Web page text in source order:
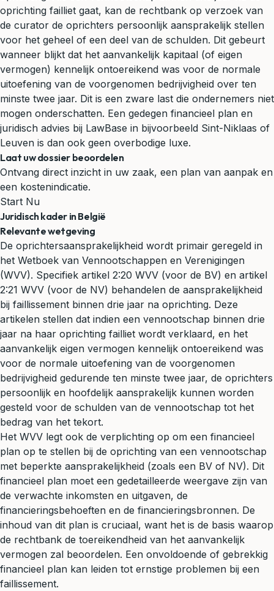
oprichting failliet gaat, kan de rechtbank op verzoek van
de curator de oprichters persoonlijk aansprakelijk stellen
voor het geheel of een deel van de schulden. Dit gebeurt
wanneer blijkt dat het aanvankelijk kapitaal (of eigen
vermogen) kennelijk ontoereikend was voor de normale
uitoefening van de voorgenomen bedrijvigheid over ten
minste twee jaar. Dit is een zware last die ondernemers niet
mogen onderschatten. Een gedegen financieel plan en
juridisch advies bij LawBase in bijvoorbeeld Sint-Niklaas of
Leuven is dan ook geen overbodige luxe.
Laat uw dossier beoordelen
Ontvang direct inzicht in uw zaak, een plan van aanpak en
een kostenindicatie.
Start Nu
Juridisch kader in België
Relevante wetgeving
De oprichtersaansprakelijkheid wordt primair geregeld in
het Wetboek van Vennootschappen en Verenigingen
(WVV). Specifiek artikel 2:20 WVV (voor de BV) en artikel
2:21 WVV (voor de NV) behandelen de aansprakelijkheid
bij faillissement binnen drie jaar na oprichting. Deze
artikelen stellen dat indien een vennootschap binnen drie
jaar na haar oprichting failliet wordt verklaard, en het
aanvankelijk eigen vermogen kennelijk ontoereikend was
voor de normale uitoefening van de voorgenomen
bedrijvigheid gedurende ten minste twee jaar, de oprichters
persoonlijk en hoofdelijk aansprakelijk kunnen worden
gesteld voor de schulden van de vennootschap tot het
bedrag van het tekort.
Het WVV legt ook de verplichting op om een financieel
plan op te stellen bij de oprichting van een vennootschap
met beperkte aansprakelijkheid (zoals een BV of NV). Dit
financieel plan moet een gedetailleerde weergave zijn van
de verwachte inkomsten en uitgaven, de
financieringsbehoeften en de financieringsbronnen. De
inhoud van dit plan is cruciaal, want het is de basis waarop
de rechtbank de toereikendheid van het aanvankelijk
vermogen zal beoordelen. Een onvoldoende of gebrekkig
financieel plan kan leiden tot ernstige problemen bij een
faillissement.